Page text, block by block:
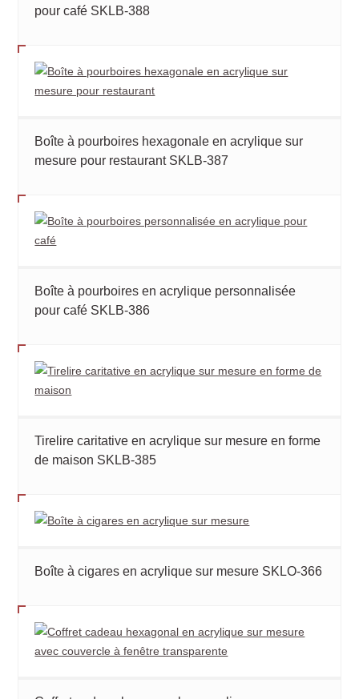
pour café SKLB-388
Boîte à pourboires hexagonale en acrylique sur
mesure pour restaurant SKLB-387
Boîte à pourboires en acrylique personnalisée
pour café SKLB-386
Tirelire caritative en acrylique sur mesure en forme
de maison SKLB-385
Boîte à cigares en acrylique sur mesure SKLO-366